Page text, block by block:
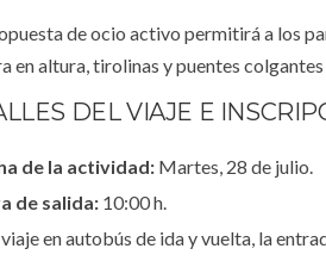
de ocio activo permitirá a los
en altura, tirolinas y puentes
DEL VIAJE E
de la actividad: Martes, 28 de julio.
de salida: 10:00 h.
en autobús de ida y vuelta, la